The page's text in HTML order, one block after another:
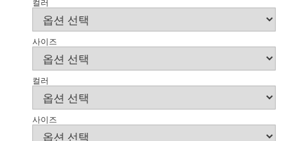
사이즈
컬러
사이즈